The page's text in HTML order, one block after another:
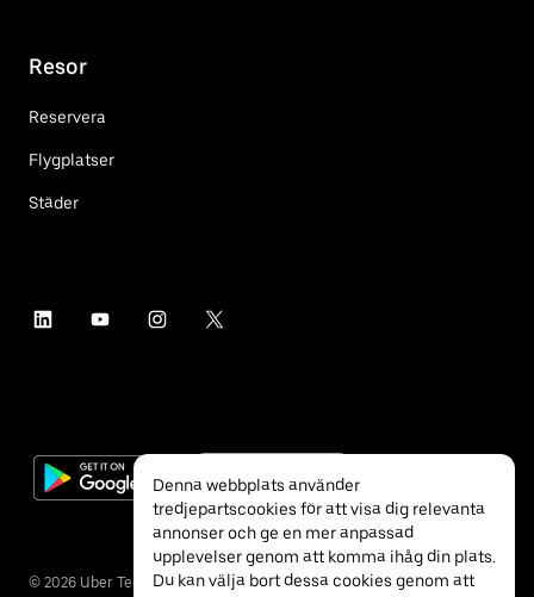
Resor
Reservera
Flygplatser
Städer
© 2026 Uber Technologies Inc.
Denna webbplats använder
tredjepartscookies för att visa dig relevanta
annonser och ge en mer anpassad
upplevelser genom att komma ihåg din plats.
Du kan välja bort dessa cookies genom att